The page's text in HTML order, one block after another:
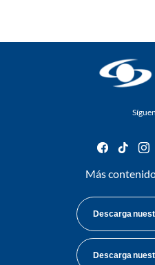
facebook
tiktok
Más
Descarga
Descarga